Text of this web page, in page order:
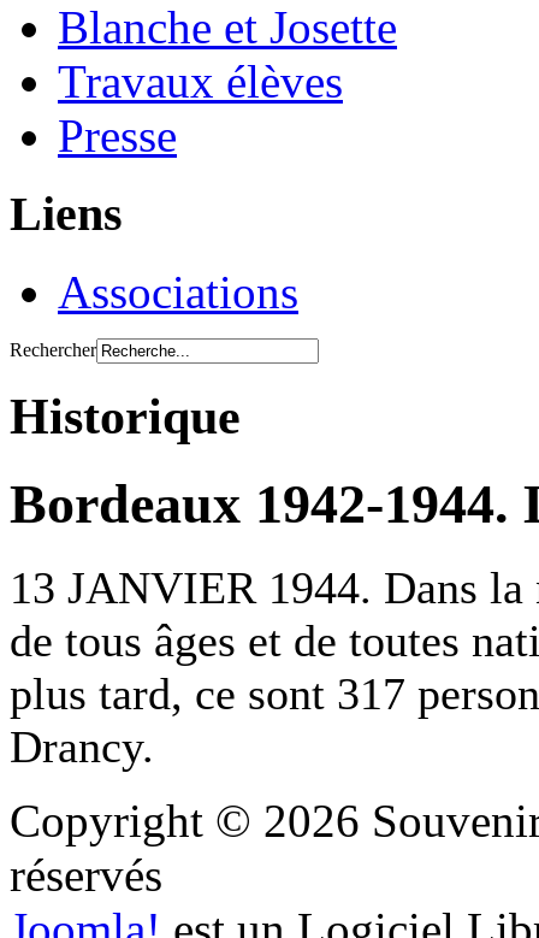
Blanche et Josette
Travaux élèves
Presse
Liens
Associations
Rechercher
Historique
Bordeaux 1942-1944.
13 JANVIER 1944. Dans
de tous âges et de toutes
plus tard, ce sont 317
Drancy.
Copyright © 2026
réservés